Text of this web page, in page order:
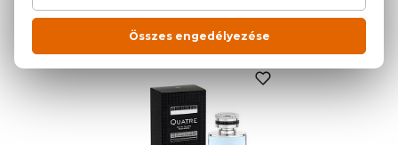
11.430 Ft 14.700 Ft